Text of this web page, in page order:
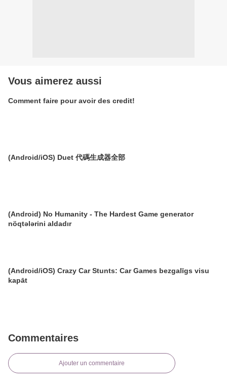
Vous aimerez aussi
Comment faire pour avoir des credit!
(Android/iOS) Duet 代碼生成器全部
(Android) No Humanity - The Hardest Game generator
nöqtələrini aldadır
(Android/iOS) Crazy Car Stunts: Car Games bezgalīgs visu
kapāt
Commentaires
Ajouter un commentaire